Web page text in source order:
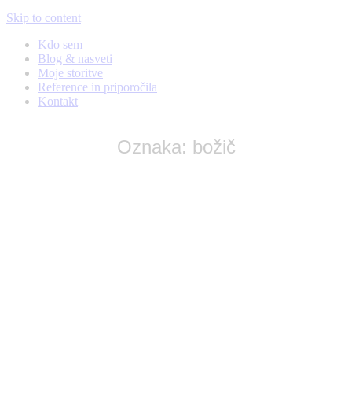
Skip to content
Kdo sem
Blog & nasveti
Moje storitve
Reference in priporočila
Kontakt
Oznaka: božič